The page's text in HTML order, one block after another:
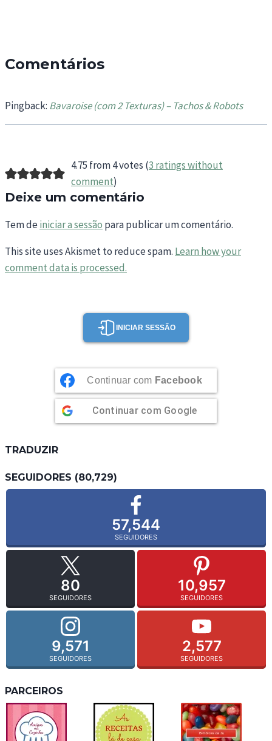
Comentários
Pingback: Bavaroise (com 2 Texturas) – Tachos & Robots
4.75 from 4 votes (3 ratings without
comment)
Deixe um comentário
Tem deiniciar a sessão para publicar um comentário.
This site uses Akismet to reduce spam. Learn how your
comment data is processed.
INICIAR SESSÃO
Continuar com Facebook
Continuar com Google
TRADUZIR
SEGUIDORES (80,729)
57,544
SEGUIDORES
80
SEGUIDORES
10,957
SEGUIDORES
9,571
SEGUIDORES
2,577
SEGUIDORES
PARCEIROS